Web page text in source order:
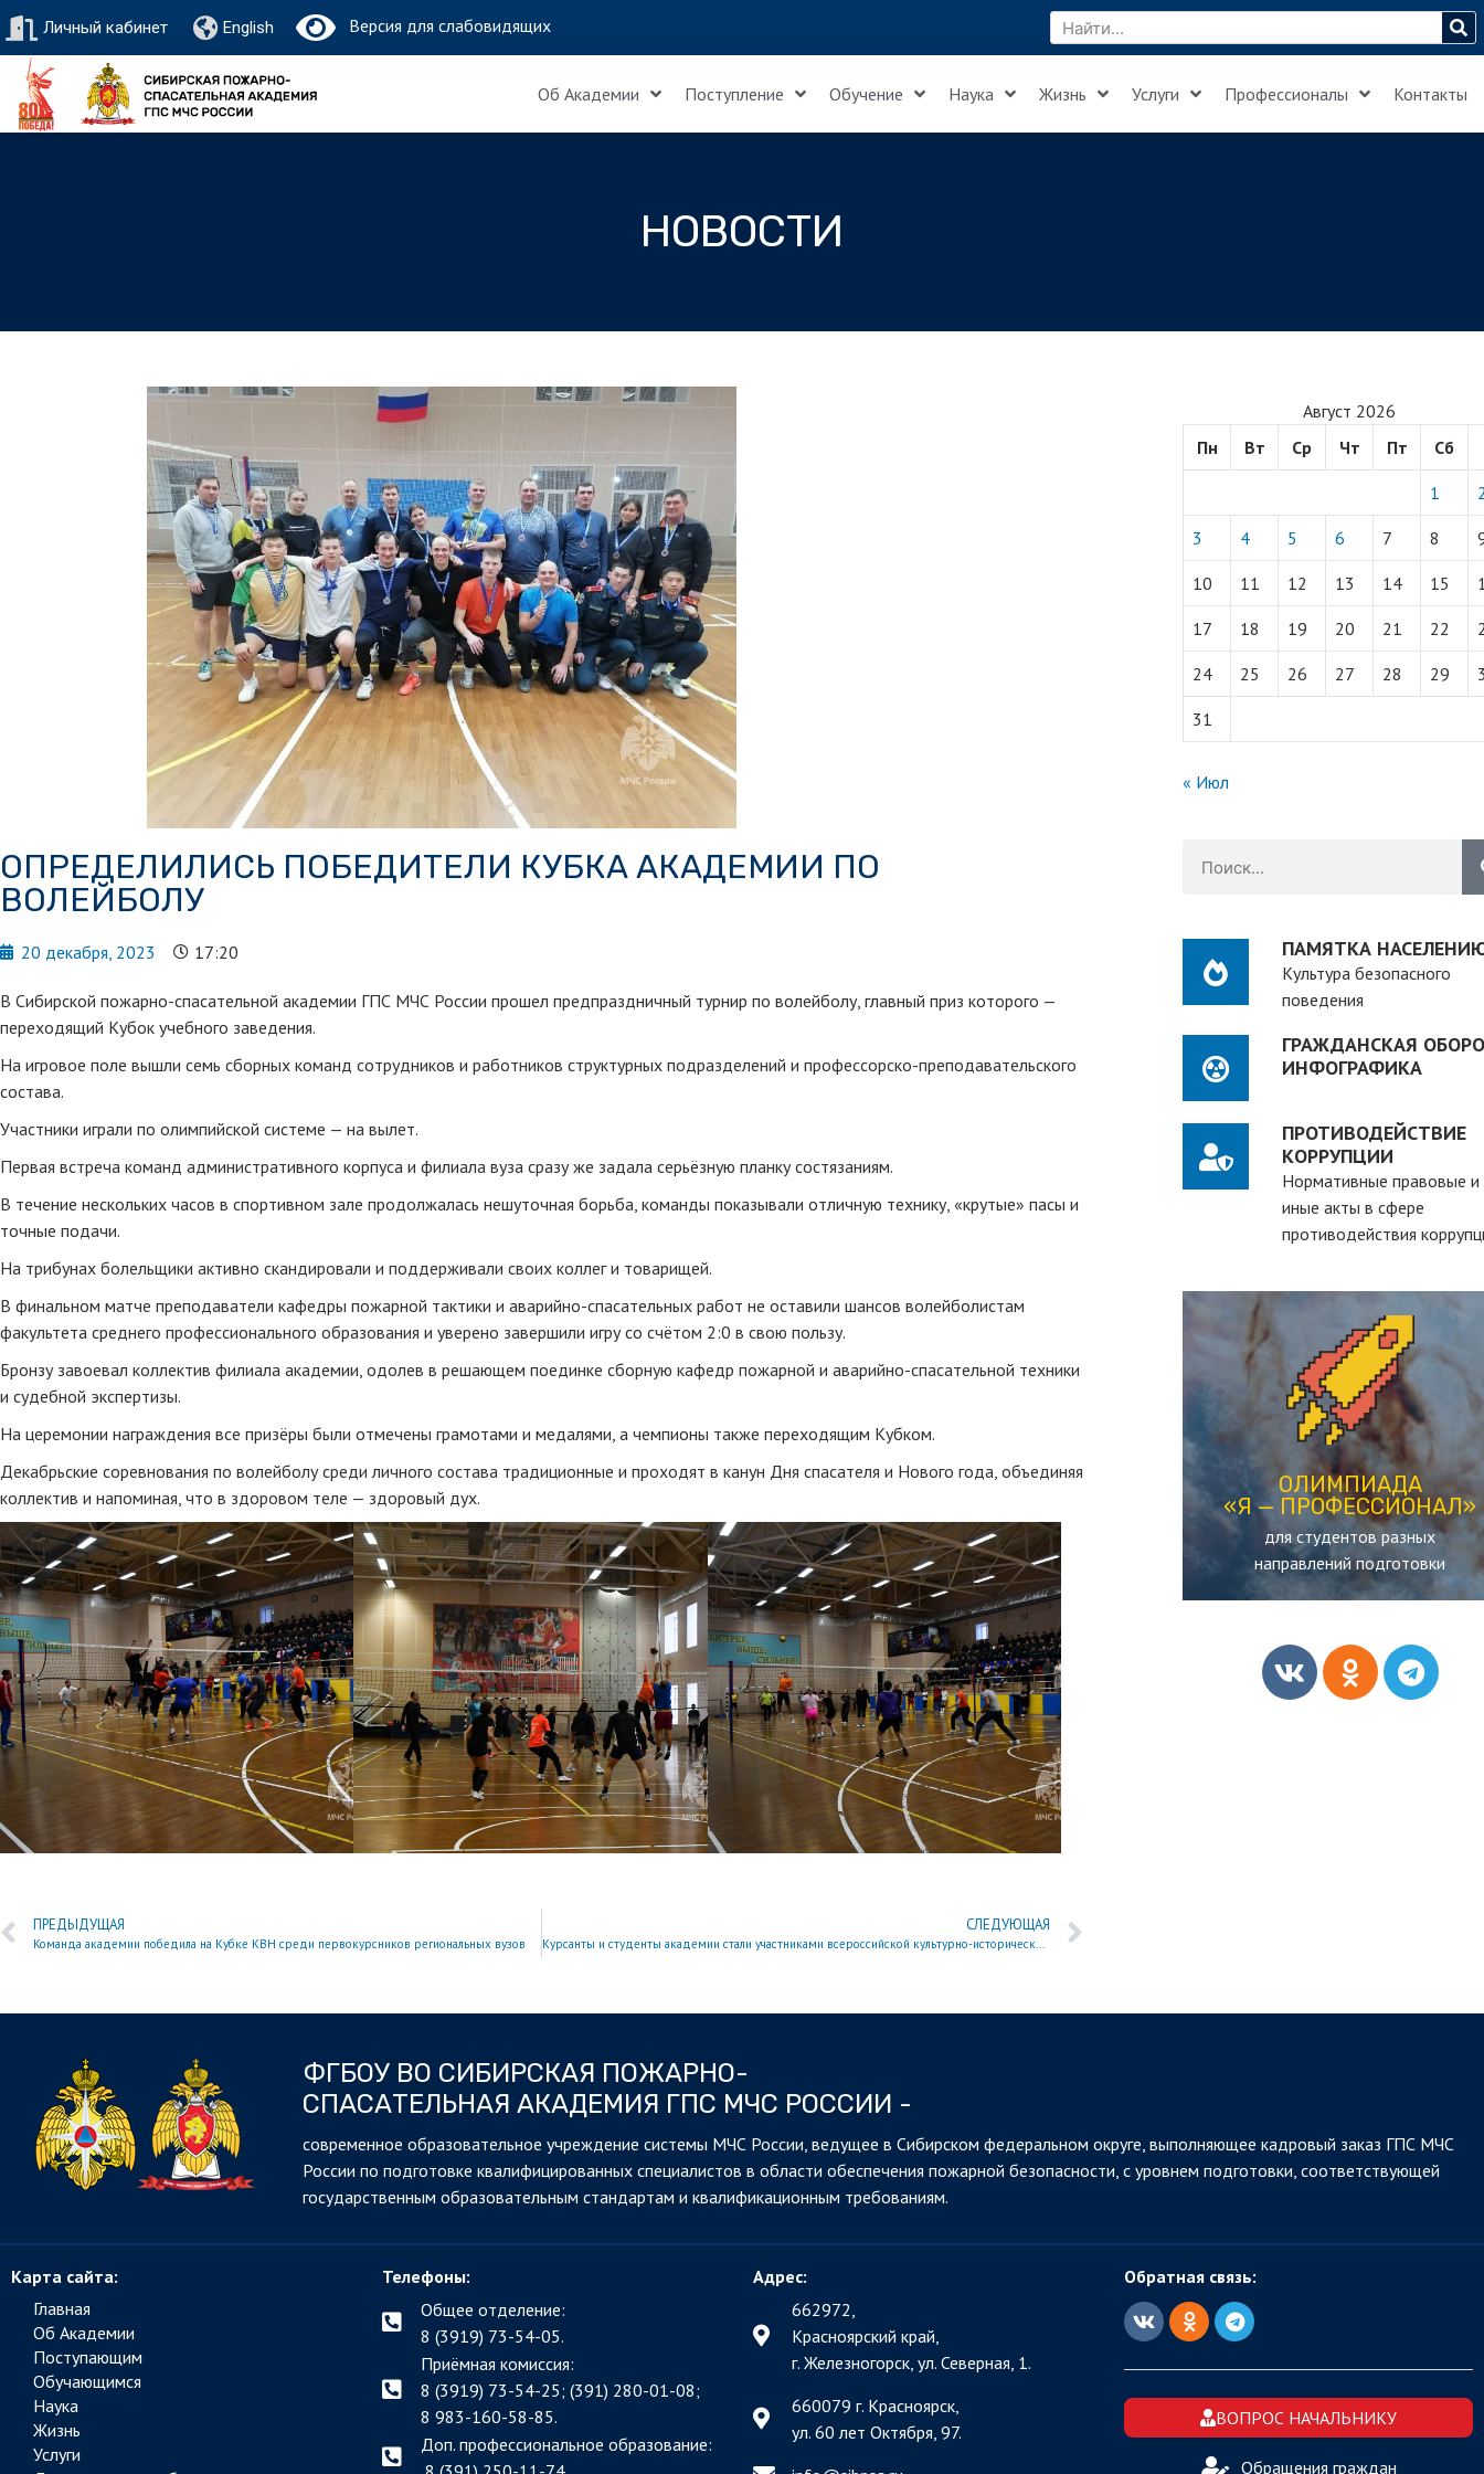
Личный кабинет English Версия для слабовидящих
Об Академии Поступление Обучение Наука Жизнь Услуги Профессионалы Контакты
НОВОСТИ
ОПРЕДЕЛИЛИСЬ ПОБЕДИТЕЛИ КУБКА АКАДЕМИИ ПО
ВОЛЕЙБОЛУ
20 декабря, 2023 17:20
В Сибирской пожарно-спасательной академии ГПС МЧС России прошел предпраздничный турнир по волейболу, главный приз которого —
переходящий Кубок учебного заведения.
На игровое поле вышли семь сборных команд сотрудников и работников структурных подразделений и профессорско-преподавательского
состава.
Участники играли по олимпийской системе — на вылет.
Первая встреча команд административного корпуса и филиала вуза сразу же задала серьёзную планку состязаниям.
В течение нескольких часов в спортивном зале продолжалась нешуточная борьба, команды показывали отличную технику, «крутые» пасы и
точные подачи.
На трибунах болельщики активно скандировали и поддерживали своих коллег и товарищей.
В финальном матче преподаватели кафедры пожарной тактики и аварийно-спасательных работ не оставили шансов волейболистам
факультета среднего профессионального образования и уверено завершили игру со счётом 2:0 в свою пользу.
Бронзу завоевал коллектив филиала академии, одолев в решающем поединке сборную кафедр пожарной и аварийно-спасательной техники
и судебной экспертизы.
На церемонии награждения все призёры были отмечены грамотами и медалями, а чемпионы также переходящим Кубком.
Декабрьские соревнования по волейболу среди личного состава традиционные и проходят в канун Дня спасателя и Нового года, объединяя
коллектив и напоминая, что в здоровом теле — здоровый дух.
ПРЕДЫДУЩАЯ
Команда академии победила на Кубке КВН среди первокурсников региональных вузов
СЛЕДУЮЩАЯ
Курсанты и студенты академии стали участниками всероссийской культурно-исторической игры
Август 2026
Пн
Вт Ср Чт Пт Сб
1
3 4 5 6 7 8
10 11 12 13 14 15
17 18 19 20 21 22
24 25 26 27 28 29
31
« Июл
ПАМЯТКА
Культура безопасного
поведения
ГРАЖДАНСКАЯ
ИНФОГРАФИКА
ПРОТИВОДЕЙСТВИЕ
КОРРУПЦИИ
Нормативные правовые и
иные акты в сфере
противодействия
ОЛИМПИАДА
«Я — ПРОФЕССИОНАЛ»
для студентов разных
направлений подготовки
ОЛИМПИАДА
«Я — ПРОФЕССИОНАЛ»
студенческая олимпиада,
рассчитанная на действующих
студентов вузов
ПЕРЕЙТИ
ФГБОУ ВО СИБИРСКАЯ ПОЖАРНО-
СПАСАТЕЛЬНАЯ АКАДЕМИЯ ГПС МЧС РОССИИ -
cовременное образовательное учреждение системы МЧС России, ведущее в Сибирском федеральном округе, выполняющее кадровый заказ ГПС МЧС
России по подготовке квалифицированных специалистов в области обеспечения пожарной безопасности, с уровнем подготовки, соответствующей
государственным образовательным стандартам и квалификационным требованиям.
Карта сайта:
Главная
Об Академии
Поступающим
Обучающимся
Наука
Жизнь
Услуги
Телефоны:
Общее отделение:
8 (3919) 73-54-05.
Приёмная комиссия:
8 (3919) 73-54-25; (391) 280-01-08;
8 983-160-58-85.
Доп. профессиональное образование:
Адрес:
662972,
Красноярский край,
г. Железногорск, ул. Северная, 1.
660079 г. Красноярск,
ул. 60 лет Октября, 97.
Обратная связь:
ВОПРОС НАЧАЛЬНИКУ
Обращения граждан